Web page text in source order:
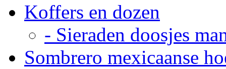
Koffers en dozen
- Sieraden doosjes
Sombrero mexicaanse